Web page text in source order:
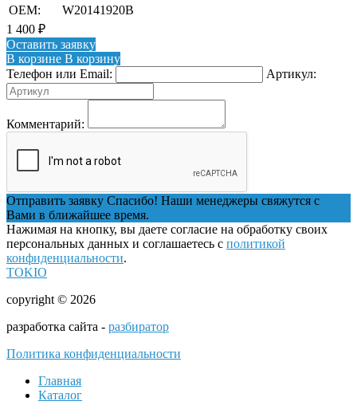
OEM:
W20141920B
1 400 ₽
Оставить заявку
В корзине В корзину
Телефон или Email:
Артикул:
Комментарий:
Отправить заявку Спасибо! Наши менеджеры свяжутся с
Вами в ближайшее время.
Нажимая на кнопку, вы даете согласие на обработку своих
персональных данных и соглашаетесь с политикой
конфиденциальности.
TOKIO
copyright © 2026
разработка сайта - разбиратор
Политика конфиденциальности
Главная
Каталог